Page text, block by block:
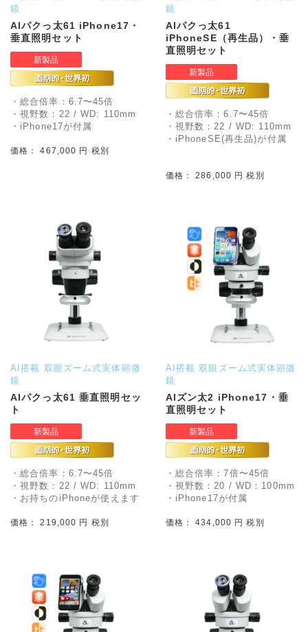
鏡
AIパクっ太61 iPhone17・
垂直照明セット
・総合倍率：6.7〜45倍
・視野数：22 / WD: 110mm
・iPhone17が付属
価格： 467,000 円 税別
鏡
AIパクっ太61
iPhoneSE（再生品）・垂
直照明セット
・総合倍率：6.7〜45倍
・視野数：22 / WD: 110mm
・iPhoneSE(再生品)が付属
価格： 286,000 円 税別
AI搭載 双眼ズーム式実体顕微
鏡
AIパクっ太61 垂直照明セッ
ト
・総合倍率：6.7〜45倍
・視野数：22 / WD: 110mm
・お持ちのiPhoneが使えます
価格： 219,000 円 税別
AI搭載 双眼ズーム式実体顕微
鏡
AIズン太2 iPhone17・垂
直照明セット
・総合倍率：7倍〜45倍
・視野数：20 / WD：100mm
・iPhone17が付属
価格： 434,000 円 税別